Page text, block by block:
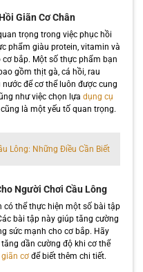
Giãn Cơ Chân
trọng trong việc phục hồi
phẩm giàu protein, vitamin và
bắp. Một số thực phẩm bạn
gồm thịt gà, cá hồi, rau
để cơ thể luôn được cung
như việc chọn lựa dụng cụ
là một yếu tố quan trọng.
Lông: Những Điều Cần Biết
Người Chơi Cầu Lông
có thể thực hiện một số bài tập
bài tập này giúp tăng cường
sức mạnh cho cơ bắp. Hãy
dần cường độ khi cơ thể
cơđể biết thêm chi tiết.